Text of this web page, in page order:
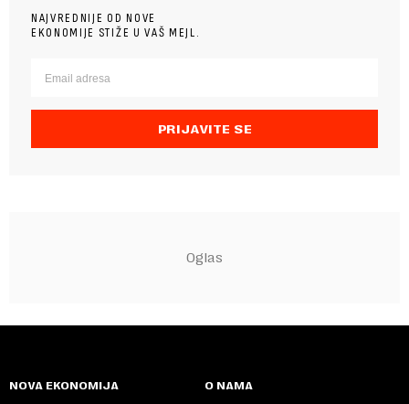
NAJVREDNIJE OD NOVE
EKONOMIJE STIŽE U VAŠ MEJL.
PRIJAVITE SE
NOVA EKONOMIJA O NAMA